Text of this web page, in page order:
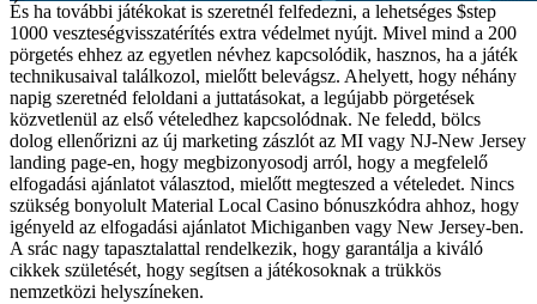
És ha további játékokat is szeretnél felfedezni, a lehetséges $step
1000 veszteségvisszatérítés extra védelmet nyújt. Mivel mind a 200
pörgetés ehhez az egyetlen névhez kapcsolódik, hasznos, ha a játék
technikusaival találkozol, mielőtt belevágsz. Ahelyett, hogy néhány
napig szeretnéd feloldani a juttatásokat, a legújabb pörgetések
közvetlenül az első vételedhez kapcsolódnak. Ne feledd, bölcs
dolog ellenőrizni az új marketing zászlót az MI vagy NJ-New Jersey
landing page-en, hogy megbizonyosodj arról, hogy a megfelelő
elfogadási ajánlatot választod, mielőtt megteszed a vételedet. Nincs
szükség bonyolult Material Local Casino bónuszkódra ahhoz, hogy
igényeld az elfogadási ajánlatot Michiganben vagy New Jersey-ben.
A srác nagy tapasztalattal rendelkezik, hogy garantálja a kiváló
cikkek születését, hogy segítsen a játékosoknak a trükkös
nemzetközi helyszíneken.